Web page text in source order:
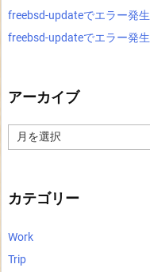
freebsd-updateでエラー発生
freebsd-updateでエラー発生
アーカイブ
ー
カテゴリー
Work
Trip